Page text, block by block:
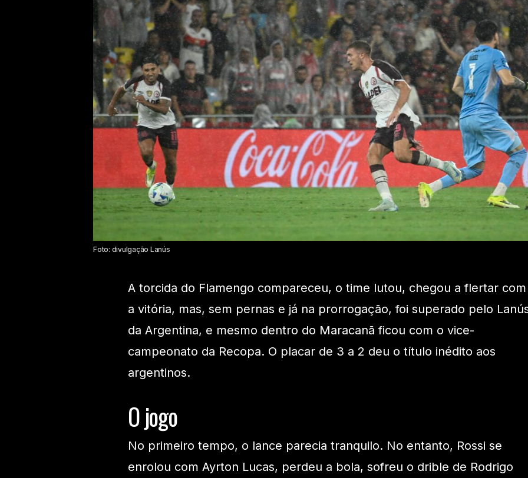
Foto: divulgação Lanús
A torcida do Flamengo compareceu, o time lutou, chegou a flertar com
a vitória, mas, sem pernas e já na prorrogação, foi superado pelo
da Argentina, e mesmo dentro do Maracanã ficou com o vice-
campeonato da Recopa. O placar de 3 a 2 deu o título inédito aos
argentinos.
O jogo
No primeiro tempo, o lance parecia tranquilo. No entanto, Rossi se
enrolou com Ayrton Lucas, perdeu a bola, sofreu o drible de Rodrigo